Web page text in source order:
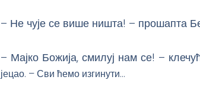
– Не чује се више ништа! – прошапта
– Мајко Божија, смилуј нам се! –
јецао. – Сви ћемо изгинути…